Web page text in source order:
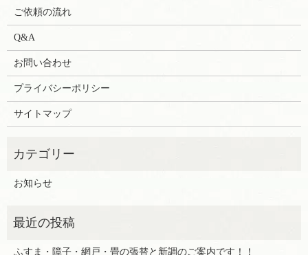
ご依頼の流れ
Q&A
お問い合わせ
プライバシーポリシー
サイトマップ
お知らせ
ふすま・障子・網戸・畳の張替と新調のご案内です！！